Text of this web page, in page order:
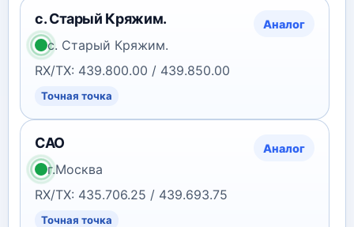
с. Старый Кряжим. Аналог
с. Старый Кряжим.
RX/TX: 439.800.00 / 439.850.00
Точная точка
САО Аналог
г.Москва
RX/TX: 435.706.25 / 439.693.75
Точная точка